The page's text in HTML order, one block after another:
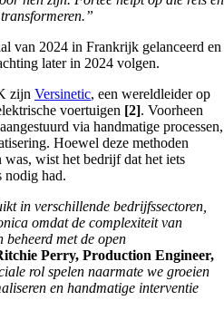
van 2024 in Frankrijk gelanceerd en
later in 2024 volgen.
zijn Versinetic, een wereldleider op
voertuigen [2]. Voorheen
via handmatige processen,
Hoewel deze methoden
wist het bedrijf dat het iets
nodig had.
in verschillende bedrijfssectoren,
omdat de complexiteit van
beheerd met de open
Perry, Production Engineer,
rol spelen naarmate we groeien
en handmatige interventie